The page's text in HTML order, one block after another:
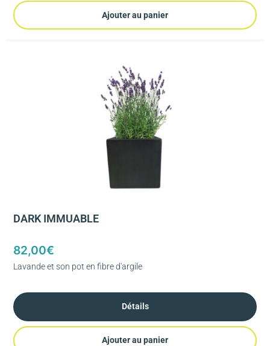
Ajouter au panier
DARK IMMUABLE
82,00€
Lavande et son pot en fibre d'argile
Détails
Ajouter au panier